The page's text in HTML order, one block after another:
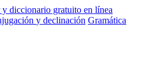
y declinación Gramática